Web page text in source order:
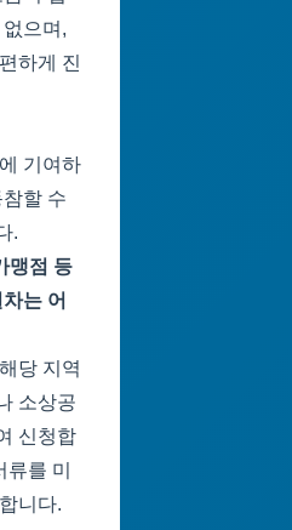
으며,
하게 진
기여하
할 수
.
맹점 등
는 어
당 지역
소상공
신청합
를 미
니다.